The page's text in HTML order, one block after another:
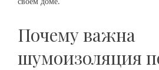
Почему важна
шумоизоляция